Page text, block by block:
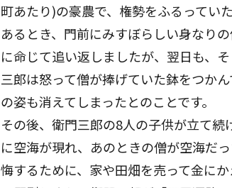
町あたり)の豪農で、権勢をふるってい
あるとき、門前にみすぼらしい身なり
に命じて追い返しましたが、翌日も、
三郎は怒って僧が捧げていた鉢をつか
の姿も消えてしまったとのことです。
その後、衛門三郎の8人の子供が立て
に空海が現れ、あのときの僧が空海だ
悔するために、家や田畑を売って金に